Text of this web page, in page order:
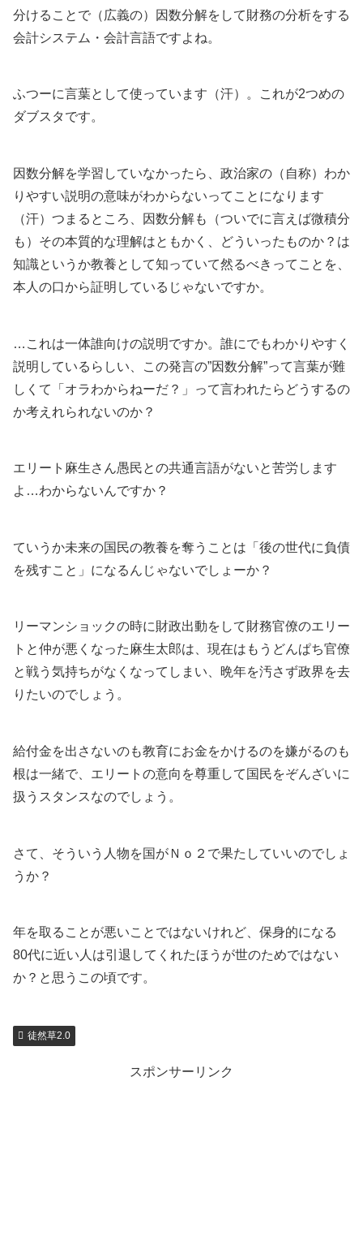
分けることで（広義の）因数分解をして財務の分析をする
会計システム・会計言語ですよね。
ふつーに言葉として使っています（汗）。これが2つめの
ダブスタです。
因数分解を学習していなかったら、政治家の（自称）わか
りやすい説明の意味がわからないってことになります
（汗）つまるところ、因数分解も（ついでに言えば微積分
も）その本質的な理解はともかく、どういったものか？は
知識というか教養として知っていて然るべきってことを、
本人の口から証明しているじゃないですか。
…これは一体誰向けの説明ですか。誰にでもわかりやすく
説明しているらしい、この発言の”因数分解”って言葉が難
しくて「オラわからねーだ？」って言われたらどうするの
か考えれられないのか？
エリート麻生さん愚民との共通言語がないと苦労します
よ…わからないんですか？
ていうか未来の国民の教養を奪うことは「後の世代に負債
を残すこと」になるんじゃないでしょーか？
リーマンショックの時に財政出動をして財務官僚のエリー
トと仲が悪くなった麻生太郎は、現在はもうどんぱち官僚
と戦う気持ちがなくなってしまい、晩年を汚さず政界を去
りたいのでしょう。
給付金を出さないのも教育にお金をかけるのを嫌がるのも
根は一緒で、エリートの意向を尊重して国民をぞんざいに
扱うスタンスなのでしょう。
さて、そういう人物を国がＮｏ２で果たしていいのでしょ
うか？
年を取ることが悪いことではないけれど、保身的になる
80代に近い人は引退してくれたほうが世のためではない
か？と思うこの頃です。
徒然草2.0
スポンサーリンク